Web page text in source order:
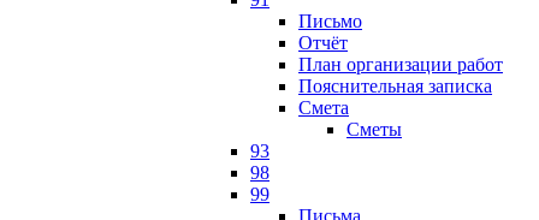
Письмо
Отчёт
План организации работ
Пояснительная записка
Смета
Сметы
93
98
99
Письма